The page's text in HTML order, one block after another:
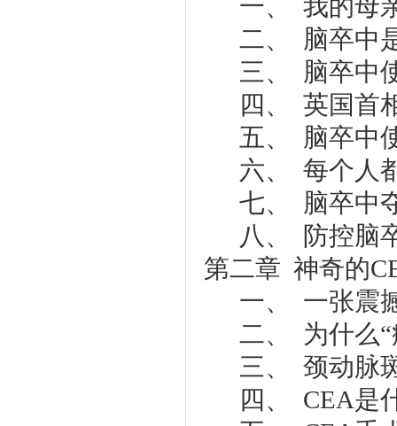
一、 我的母
二、 脑卒中
三、 脑卒中
四、 英国首
五、 脑卒中
六、 每个人
七、 脑卒中
八、 防控脑
第二章 神奇的
一、 一张震
二、 为什么
三、 颈动脉
四、 CEA是